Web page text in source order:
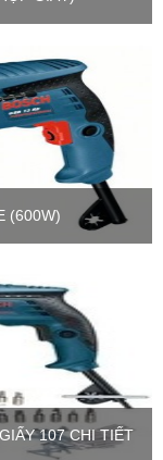
(600W)
107 CHI TIẾT